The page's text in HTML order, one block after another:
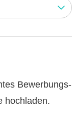
Bewerbungs-
hochladen.